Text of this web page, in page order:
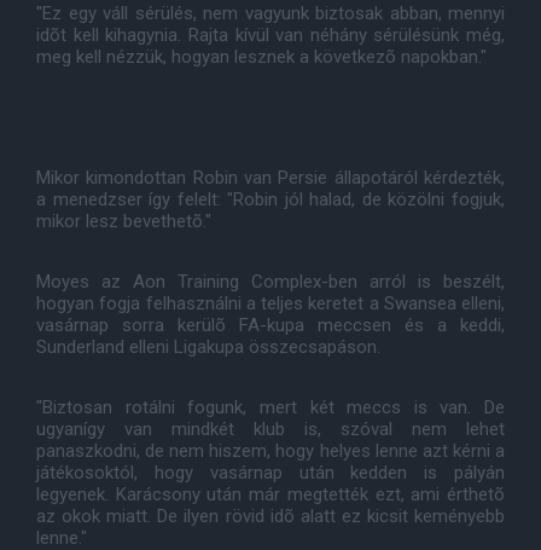
"Ez egy váll sérülés, nem vagyunk biztosak abban, mennyi
idõt kell kihagynia. Rajta kívül van néhány sérülésünk még,
meg kell nézzük, hogyan lesznek a következõ napokban."
Mikor kimondottan Robin van Persie állapotáról kérdezték,
a menedzser így felelt: "Robin jól halad, de közölni fogjuk,
mikor lesz bevethetõ."
Moyes az Aon Training Complex-ben arról is beszélt,
hogyan fogja felhasználni a teljes keretet a Swansea elleni,
vasárnap sorra kerülõ FA-kupa meccsen és a keddi,
Sunderland elleni Ligakupa összecsapáson.
"Biztosan rotálni fogunk, mert két meccs is van. De
ugyanígy van mindkét klub is, szóval nem lehet
panaszkodni, de nem hiszem, hogy helyes lenne azt kérni a
játékosoktól, hogy vasárnap után kedden is pályán
legyenek. Karácsony után már megtették ezt, ami érthetõ
az okok miatt. De ilyen rövid idõ alatt ez kicsit keményebb
lenne."